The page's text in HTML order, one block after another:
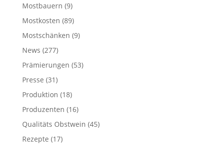
Mostbauern (9)
Mostkosten (89)
Mostschänken (9)
News (277)
Prämierungen (53)
Presse (31)
Produktion (18)
Produzenten (16)
Qualitäts Obstwein (45)
Rezepte (17)